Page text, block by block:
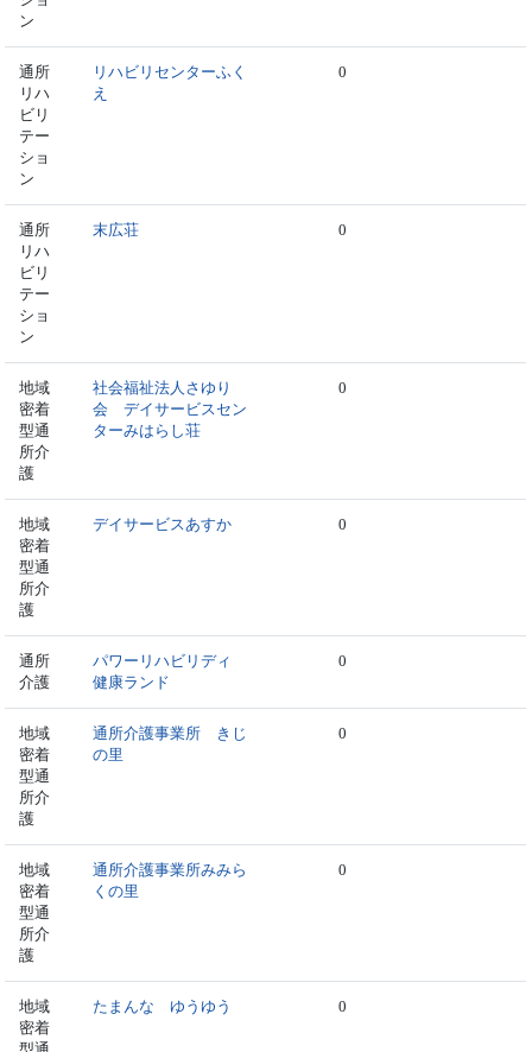
ン
通所
リハ
ビリ
テー
ショ
ン
リハビリセンターふく
え
0
通所
リハ
ビリ
テー
ショ
ン
末広荘 0
地域
密着
型通
所介
護
社会福祉法人さゆり
会 デイサービスセン
ターみはらし荘
0
地域
密着
型通
所介
護
デイサービスあすか 0
通所
介護
パワーリハビリディ
健康ランド
0
地域
密着
型通
所介
護
通所介護事業所 きじ
の里
0
地域
密着
型通
所介
護
通所介護事業所みみら
くの里
0
地域
密着
たまんな ゆうゆう 0